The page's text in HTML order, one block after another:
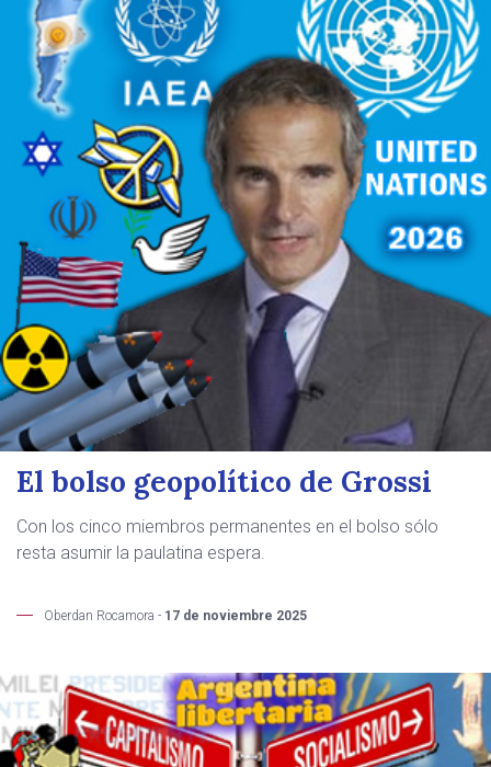
El bolso geopolítico de Grossi
Con los cinco miembros permanentes en el bolso sólo
resta asumir la paulatina espera.
Oberdan Rocamora - 17 de noviembre 2025